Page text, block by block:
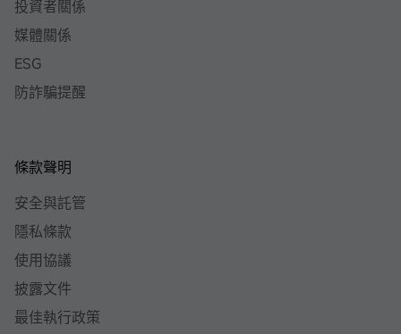
投資者關係
媒體關係
ESG
防詐騙提醒
條款聲明
安全與託管
隱私條款
使用協議
披露文件
最佳執行政策